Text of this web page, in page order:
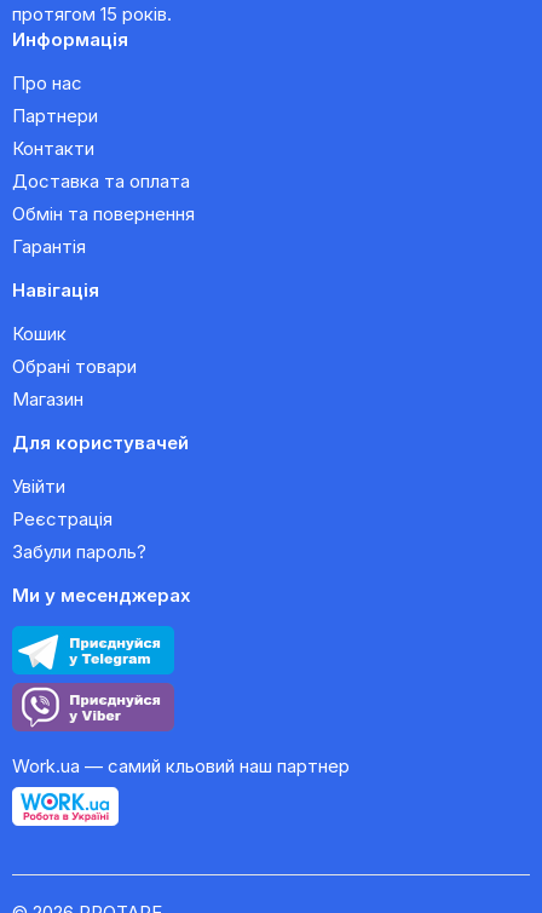
протягом 15 років.
Информація
Про нас
Партнери
Контакти
Доставка та оплата
Обмін та повернення
Гарантія
Навігація
Кошик
Обрані товари
Магазин
Для користувачей
Увійти
Реєстрація
Забули пароль?
Ми у месенджерах
Work.ua — самий кльовий наш партнер